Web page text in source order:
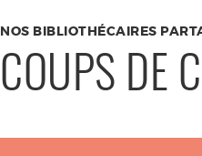
NOS BIBLIOTHÉCAIRES
COUPS DE